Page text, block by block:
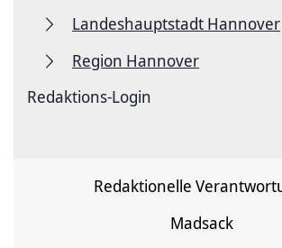
Landeshauptstadt Hannover
Region Hannover
Redaktions-Login
Redaktionelle
Madsack